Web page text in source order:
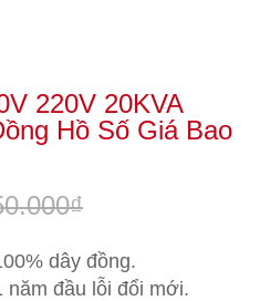
220V 20KVA
Hồ Số Giá Bao
dây đồng.
năm đầu lỗi đổi mới.